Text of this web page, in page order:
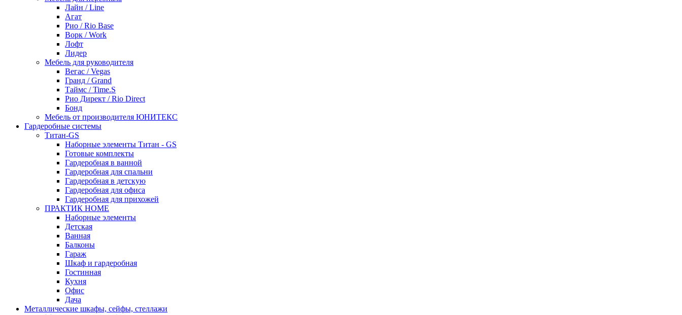
Лайн / Line
Агат
Рио / Rio Base
Ворк / Work
Лофт
Лидер
Мебель для руководителя
Вегас / Vegas
Гранд / Grand
Таймс / Time.S
Рио Директ / Rio Direct
Бонд
Мебель от производителя ЮНИТЕКС
Гардеробные системы
Титан-GS
Наборные элементы Титан - GS
Готовые комплекты
Гардеробная в ванной
Гардеробная для спальни
Гардеробная в детскую
Гардеробная для офиса
Гардеробная для прихожей
ПРАКТИК HOME
Наборные элементы
Детская
Ванная
Балконы
Гараж
Шкаф и гардеробная
Гостинная
Кухня
Офис
Дача
Металлические шкафы, сейфы, стеллажи